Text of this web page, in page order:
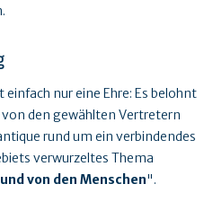
nur eine Ehre: Es belohnt
den gewählten Vertretern
rund um ein verbindendes
verwurzeltes Thema
von den Menschen".